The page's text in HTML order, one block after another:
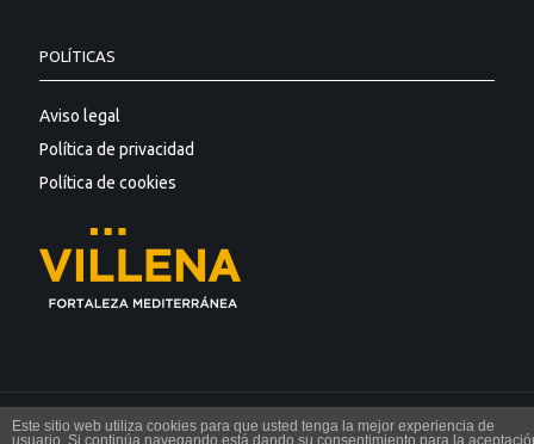
POLÍTICAS
Aviso legal
Política de privacidad
Política de cookies
© Incaire 2018
Este sitio web utiliza cookies para que usted tenga la mejor experiencia de
usuario. Si continúa navegando está dando su consentimiento para la